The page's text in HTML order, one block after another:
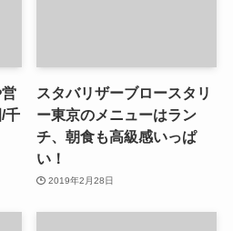
千
スタバリザーブロースタリ
ー東京のメニューはラン
チ、朝食も高級感いっぱ
い！
2019年2月28日